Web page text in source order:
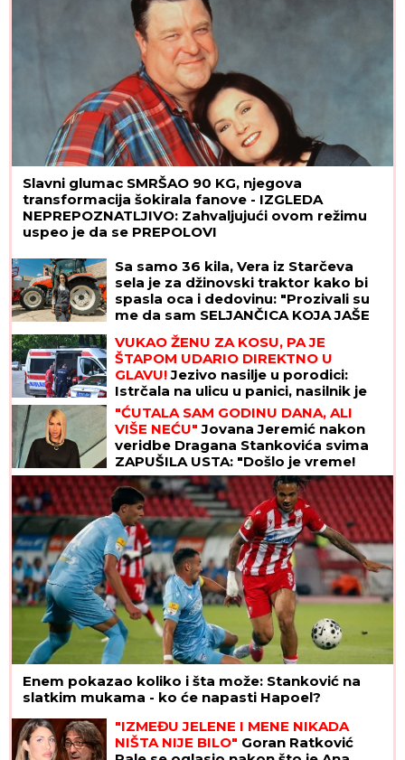
Slavni glumac SMRŠAO 90 KG, njegova
transformacija šokirala fanove - IZGLEDA
NEPREPOZNATLJIVO: Zahvaljujući ovom režimu
uspeo je da se PREPOLOVI
Sa samo 36 kila, Vera iz Starčeva
sela je za džinovski traktor kako bi
spasla oca i dedovinu: "Prozivali su
me da sam SELJANČICA KOJA JAŠE
SVINJE, a ja sam uspešnija od 60%
muškaraca"
VUKAO ŽENU ZA KOSU, PA JE
ŠTAPOM UDARIO DIREKTNO U
GLAVU!Jezivo nasilje u porodici:
Istrčala na ulicu u panici, nasilnik je
stigao, prolaznici sprečili katastrofu
"ĆUTALA SAM GODINU DANA, ALI
VIŠE NEĆU" Jovana Jeremić nakon
veridbe Dragana Stankovića svima
ZAPUŠILA USTA: "Došlo je vreme!
Niko me neće iskoristiti"
Enem pokazao koliko i šta može: Stanković na
slatkim mukama - ko će napasti Hapoel?
"IZMEĐU JELENE I MENE NIKADA
NIŠTA NIJE BILO" Goran Ratković